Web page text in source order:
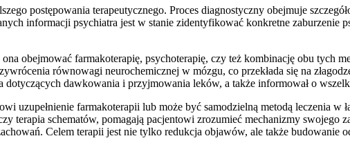
postępowania terapeutycznego. Proces diagnostyczny obejmuje
informacji psychiatra jest w stanie zidentyfikować konkretne zaburzenie
obejmować farmakoterapię, psychoterapię, czy też kombinację obu tych
równowagi neurochemicznej w mózgu, co przekłada się na
dotyczących dawkowania i przyjmowania leków, a także informował o
uzupełnienie farmakoterapii lub może być samodzielną metodą leczenia w
terapia schematów, pomagają pacjentowi zrozumieć mechanizmy swojego
Celem terapii jest nie tylko redukcja objawów, ale także budowanie